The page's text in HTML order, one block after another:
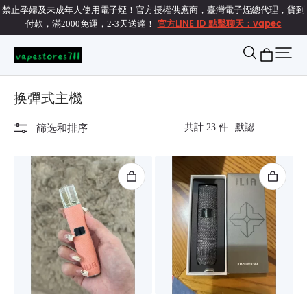
禁止孕婦及未成年人使用電子煙！官方授權供應商，臺灣電子煙總代理，貨到
付款，滿2000免運，2-3天送達！ 官方LINE ID 點擊聊天：vapec
换彈式主機
篩选和排序 共計 23 件